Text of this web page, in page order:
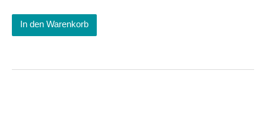
In den Warenkorb